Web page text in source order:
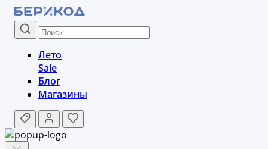
Лето
Sale
Блог
Магазины